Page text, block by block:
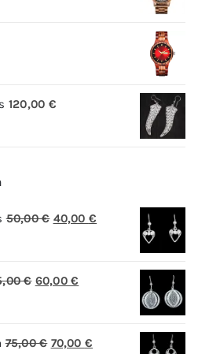
120,00 €
50,00€ El
era:
40,00 €
€ El
era:
60,00€
es:
75,00€ El
70,00 €